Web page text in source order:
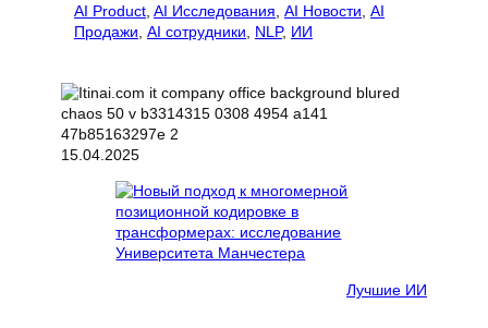
AI Product AI Исследования AI Новости AI
Продажи AI сотрудники NLP, ИИ
15.04.2025
Лучшие ИИ